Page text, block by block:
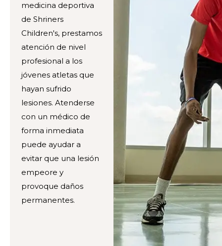
medicina deportiva
de Shriners
Children's, prestamos
atención de nivel
profesional a los
jóvenes atletas que
hayan sufrido
lesiones. Atenderse
con un médico de
forma inmediata
puede ayudar a
evitar que una lesión
empeore y
provoque daños
permanentes.